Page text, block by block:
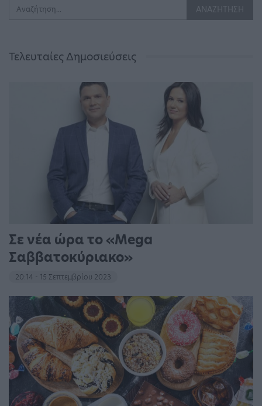
Τελευταίες Δημοσιεύσεις
Σε νέα ώρα το «Mega
Σαββατοκύριακο»
20:14 - 15 Σεπτεμβρίου 2023